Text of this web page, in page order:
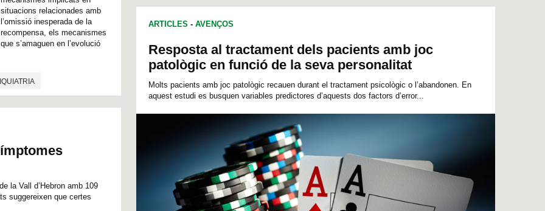
situacions relacionades amb
l’omissió inesperada de la
recompensa, els mecanismes
que s’amaguen en l’evolució
la Vall d’Hebron amb 109
suggereixen que certes
ARTICLES - AVENÇOS
Resposta al tractament dels pacients amb joc
patològic en funció de la seva personalitat
Molts pacients amb joc patològic recauen durant el tractament psicològic o l’abandonen. En
aquest estudi es busquen variables predictores d’aquests dos factors d’error...